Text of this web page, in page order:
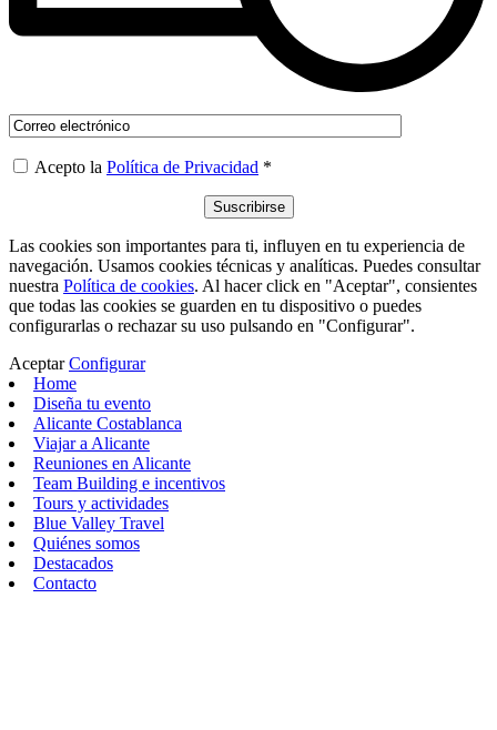
Acepto la Política de Privacidad *
Las cookies son importantes para ti, influyen en tu experiencia de
navegación. Usamos cookies técnicas y analíticas. Puedes consultar
nuestra Política de cookies. Al hacer click en "Aceptar", consientes
que todas las cookies se guarden en tu dispositivo o puedes
configurarlas o rechazar su uso pulsando en "Configurar".
Aceptar Configurar
Home
Diseña tu evento
Alicante Costablanca
Viajar a Alicante
Reuniones en Alicante
Team Building e incentivos
Tours y actividades
Blue Valley Travel
Quiénes somos
Destacados
Contacto